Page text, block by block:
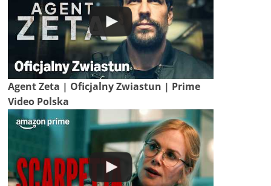
Agent Zeta | Oficjalny Zwiastun | Prime
Video Polska